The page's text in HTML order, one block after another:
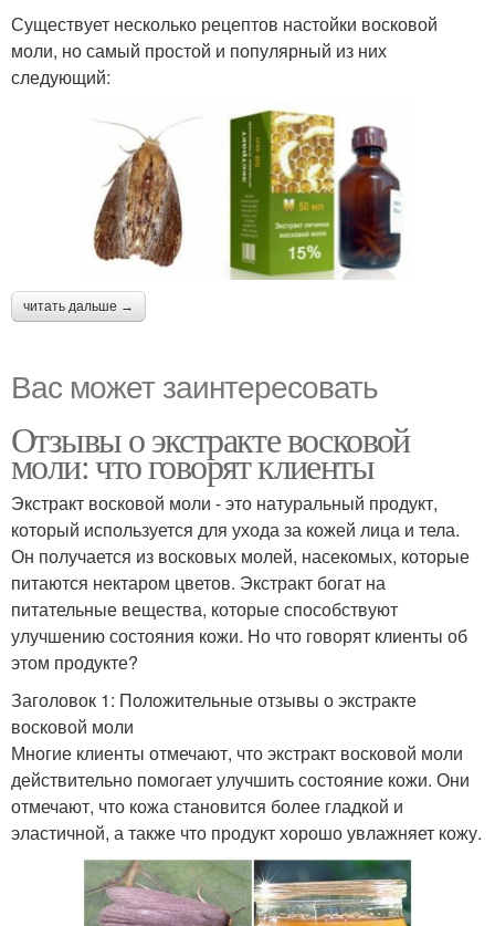
Существует несколько рецептов настойки восковой
моли, но самый простой и популярный из них
следующий:
читать дальше →
Вас может заинтересовать
Отзывы о экстракте восковой
моли: что говорят клиенты
Экстракт восковой моли - это натуральный продукт,
который используется для ухода за кожей лица и тела.
Он получается из восковых молей, насекомых, которые
питаются нектаром цветов. Экстракт богат на
питательные вещества, которые способствуют
улучшению состояния кожи. Но что говорят клиенты об
этом продукте?
Заголовок 1: Положительные отзывы о экстракте
восковой моли
Многие клиенты отмечают, что экстракт восковой моли
действительно помогает улучшить состояние кожи. Они
отмечают, что кожа становится более гладкой и
эластичной, а также что продукт хорошо увлажняет кожу.